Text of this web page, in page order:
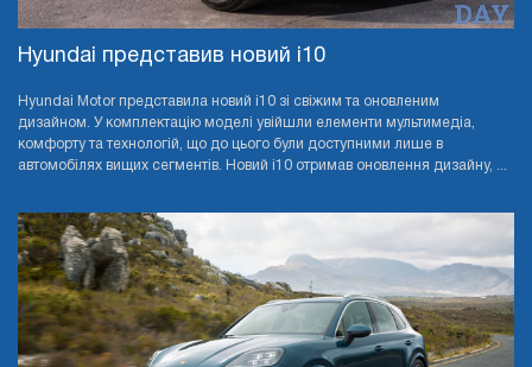
Hyundai представив новий i10
Hyundai Motor представила новий i10 зі свіжим та оновленим
дизайном. У комплектацію моделі увійшли елементи мультимедіа,
комфорту та технологій, що до цього були доступними лише в
автомобілях вищих сегментів. Новий i10 отримав оновлення дизайну, ...